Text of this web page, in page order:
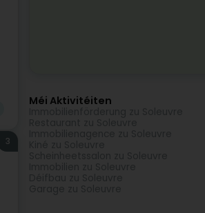
3
Méi Aktivitéiten